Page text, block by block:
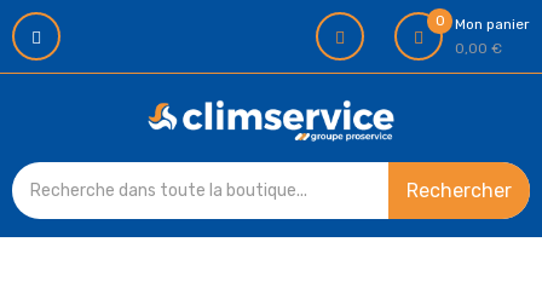
0
Mon panier
0,00 €
Rechercher